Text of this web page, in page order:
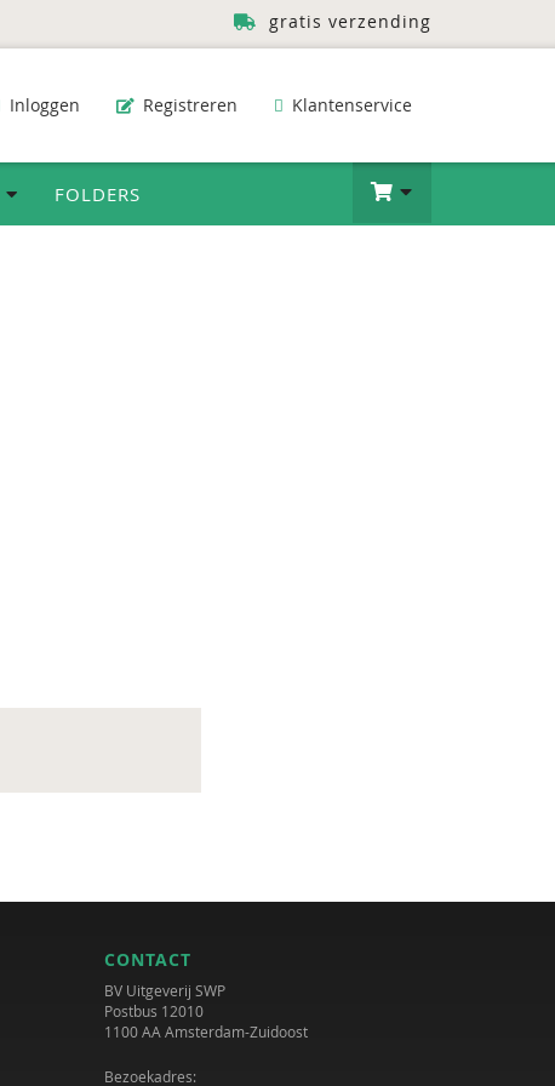
gratis verzending
Inloggen Registreren Klantenservice
FOLDERS
CONTACT
BV Uitgeverij SWP
Postbus 12010
1100 AA Amsterdam-Zuidoost
Bezoekadres: